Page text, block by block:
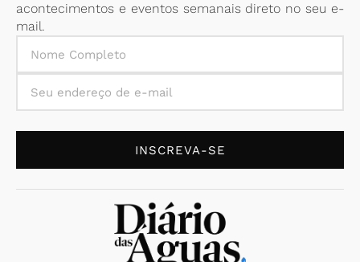
acontecimentos e eventos semanais direto no seu e-
mail.
INSCREVA-SE